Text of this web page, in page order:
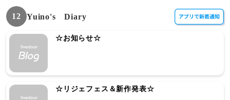
12 Yuino's Diary
☆お知らせ☆
☆リジェフェス＆新作発表☆